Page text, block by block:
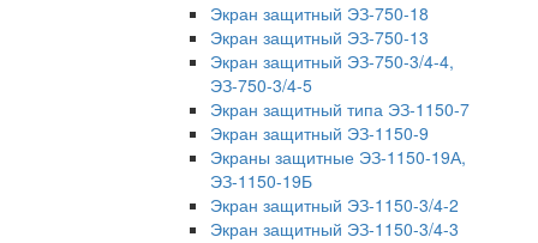
Экран защитный ЭЗ-750-18
Экран защитный ЭЗ-750-13
Экран защитный ЭЗ-750-3/4-4,
ЭЗ-750-3/4-5
Экран защитный типа ЭЗ-1150-7
Экран защитный ЭЗ-1150-9
Экраны защитные ЭЗ-1150-19А,
ЭЗ-1150-19Б
Экран защитный ЭЗ-1150-3/4-2
Экран защитный ЭЗ-1150-3/4-3